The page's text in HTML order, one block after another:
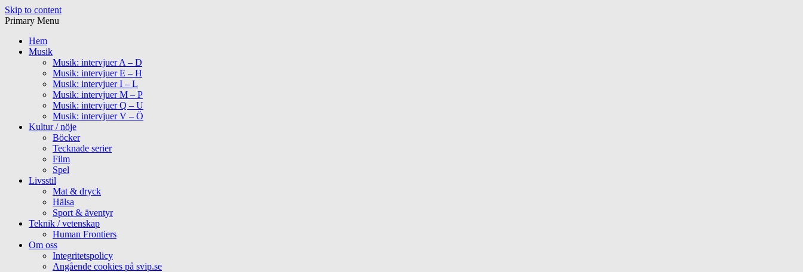
Skip to content
Primary Menu
Hem
Musik
Musik: intervjuer A – D
Musik: intervjuer E – H
Musik: intervjuer I – L
Musik: intervjuer M – P
Musik: intervjuer Q – U
Musik: intervjuer V – Ö
Kultur / nöje
Böcker
Tecknade serier
Film
Spel
Livsstil
Mat & dryck
Hälsa
Sport & äventyr
Teknik / vetenskap
Human Frontiers
Om oss
Integritetspolicy
Angående cookies på svip.se